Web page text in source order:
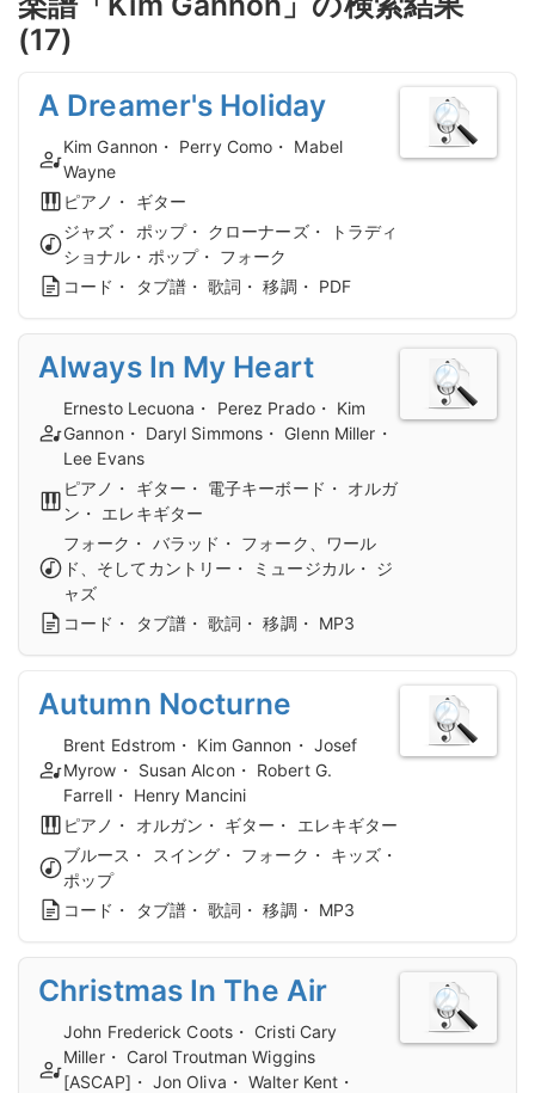
(17)
A Dreamer's Holiday
Kim Gannon・ Perry Como・ Mabel
Wayne
ピアノ・ ギター
ジャズ・ ポップ・ クローナーズ・ トラディ
ショナル・ポップ・ フォーク
コード・ タブ譜・ 歌詞・ 移調・ PDF
Always In My Heart
Ernesto Lecuona・ Perez Prado・ Kim
Gannon・ Daryl Simmons・ Glenn Miller・
Lee Evans
ピアノ・ ギター・ 電子キーボード・ オルガ
ン・ エレキギター
フォーク・ バラッド・ フォーク、ワール
ド、そしてカントリー・ ミュージカル・ ジ
ャズ
コード・ タブ譜・ 歌詞・ 移調・ MP3
Autumn Nocturne
Brent Edstrom・ Kim Gannon・ Josef
Myrow・ Susan Alcon・ Robert G.
Farrell・ Henry Mancini
ピアノ・ オルガン・ ギター・ エレキギター
ブルース・ スイング・ フォーク・ キッズ・
ポップ
コード・ タブ譜・ 歌詞・ 移調・ MP3
Christmas In The Air
John Frederick Coots・ Cristi Cary
Miller・ Carol Troutman Wiggins
[ASCAP]・ Jon Oliva・ Walter Kent・